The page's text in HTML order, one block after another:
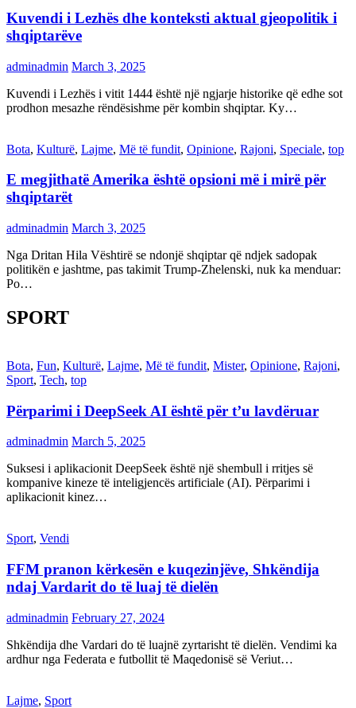
Kuvendi i Lezhës dhe konteksti aktual gjeopolitik i
shqiptarëve
adminadmin March 3, 2025
Kuvendi i Lezhës i vitit 1444 është një ngjarje historike që edhe sot
prodhon mesazhe rëndësishme për kombin shqiptar. Ky…
Bota, Kulturë, Lajme, Më të fundit, Opinione, Rajoni, Speciale, top
E megjithatë Amerika është opsioni më i mirë për
shqiptarët
adminadmin March 3, 2025
Nga Dritan Hila Vështirë se ndonjë shqiptar që ndjek sadopak
politikën e jashtme, pas takimit Trump-Zhelenski, nuk ka menduar:
Po…
SPORT
Bota, Fun, Kulturë, Lajme, Më të fundit, Mister, Opinione, Rajoni,
Sport, Tech, top
Përparimi i DeepSeek AI është për t’u lavdëruar
adminadmin March 5, 2025
Suksesi i aplikacionit DeepSeek është një shembull i rritjes së
kompanive kineze të inteligjencës artificiale (AI). Përparimi i
aplikacionit kinez…
Sport, Vendi
FFM pranon kërkesën e kuqezinjëve, Shkëndija
ndaj Vardarit do të luaj të dielën
adminadmin February 27, 2024
Shkëndija dhe Vardari do të luajnë zyrtarisht të dielën. Vendimi ka
ardhur nga Federata e futbollit të Maqedonisë së Veriut…
Lajme, Sport